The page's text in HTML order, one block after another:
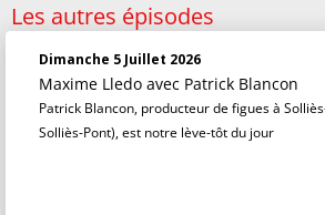
Les autres épisodes
Dimanche 5 Juillet 2026
Maxime Lledo avec Patrick Blancon
Patrick Blancon, producteur de figues à
Solliès-Pont), est notre lève-tôt du jour